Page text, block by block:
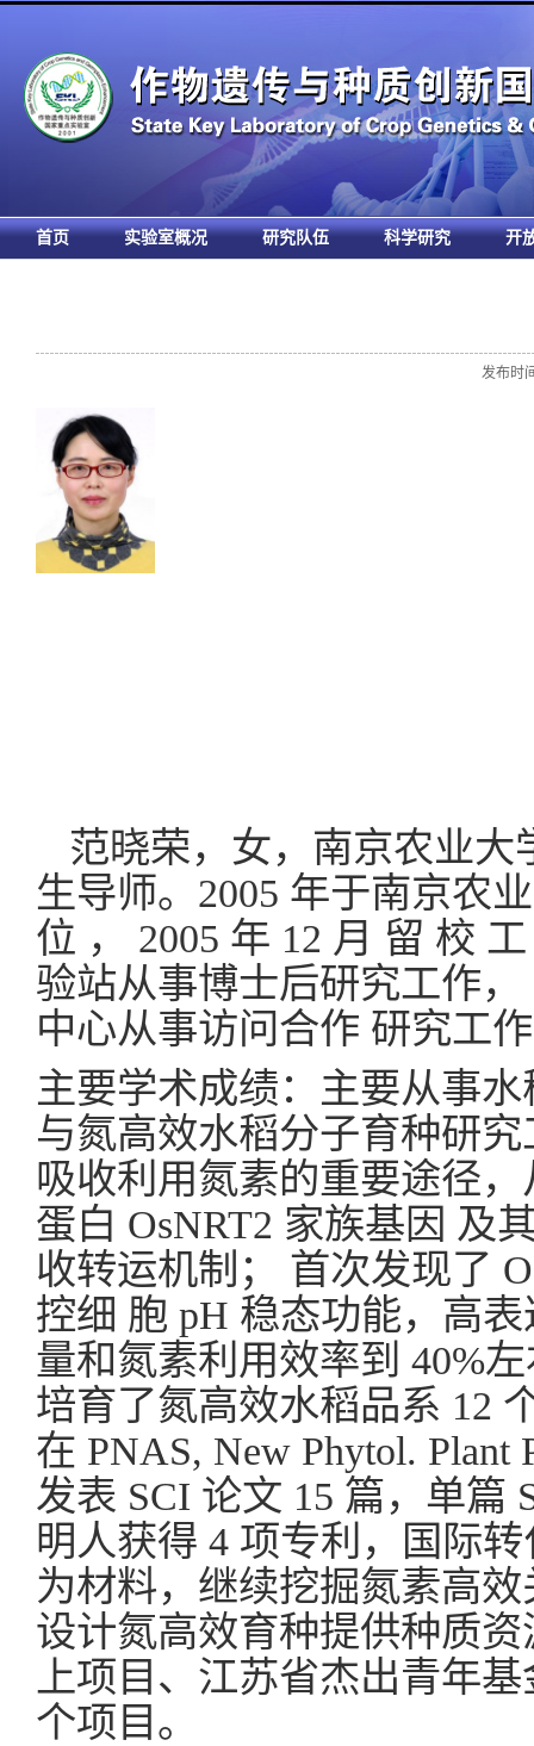
首页 实验室概况 研究队伍 科学研究 开
发布时
范晓荣，女，南京农业
生导师。2005 年于南京农
位 ， 2005 年 12 月 留 校
验站从事博士后研究工作，
中心从事访问合作 研究工
主要学术成绩：主要从事
与氮高效水稻分子育种研
吸收利用氮素的重要途径
蛋白 OsNRT2 家族基因 及
收转运机制； 首次发现了
控细 胞 pH 稳态功能，高
量和氮素利用效率到 40%
培育了氮高效水稻品系 12
在 PNAS, New Phytol. Plant
发表 SCI 论文 15 篇，单篇
明人获得 4 项专利，国际
为材料，继续挖掘氮素高
设计氮高效育种提供种质
上项目、江苏省杰出青年
个项目。